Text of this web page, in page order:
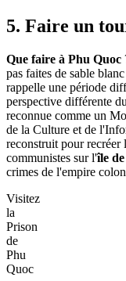
5. Faire un
Que faire à Phu Quoc
pas faites de sable
rappelle une période
perspective différente
reconnue comme un
de la Culture et de
reconstruit pour recréer
communistes sur l'île
crimes de l'empire
Visitez
la
Prison
de
Phu
Quoc